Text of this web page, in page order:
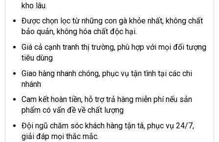
kho lâu.
Được chọn lọc từ những con gà khỏe nhất, không chất
bảo quản, không hóa chất độc hại.
Giá cả cạnh tranh thị trường, phù hợp với mọi đối tượng
tiêu dùng
Giao hàng nhanh chóng, phục vụ tận tình tại các chi
nhánh
Cam kết hoàn tiền, hỗ trợ trả hàng miễn phí nếu sản
phẩm có vấn đề về chất lượng
Đội ngũ chăm sóc khách hàng tận tâ, phục vụ 24/7,
giải đáp mọi thắc mắc.